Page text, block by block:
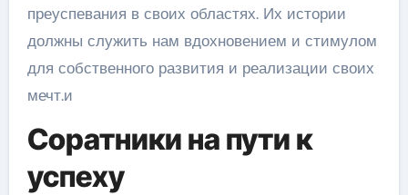
преуспевания в своих областях. Их истории
должны служить нам вдохновением и стимулом
для собственного развития и реализации своих
мечт.и
Соратники на пути к
успеху